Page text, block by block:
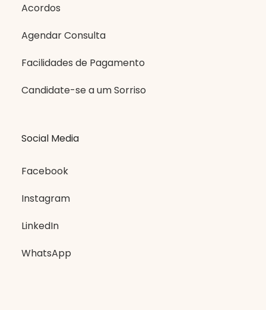
Acordos
Agendar Consulta
Facilidades de Pagamento
Candidate-se a um Sorriso
Social Media
Facebook
Instagram
LinkedIn
WhatsApp